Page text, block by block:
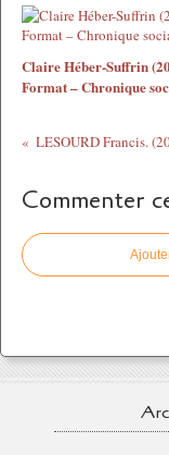
Claire Héber-Suffrin
Format – Chronique
Commenter